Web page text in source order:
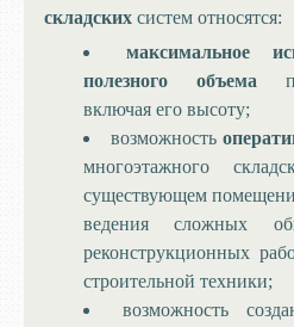
складских систем относятся:
максимальное
полезного объема
включая его высоту;
возможность
многоэтажного
существующем
ведения сложных
реконструкционных
строительной техники;
возможность